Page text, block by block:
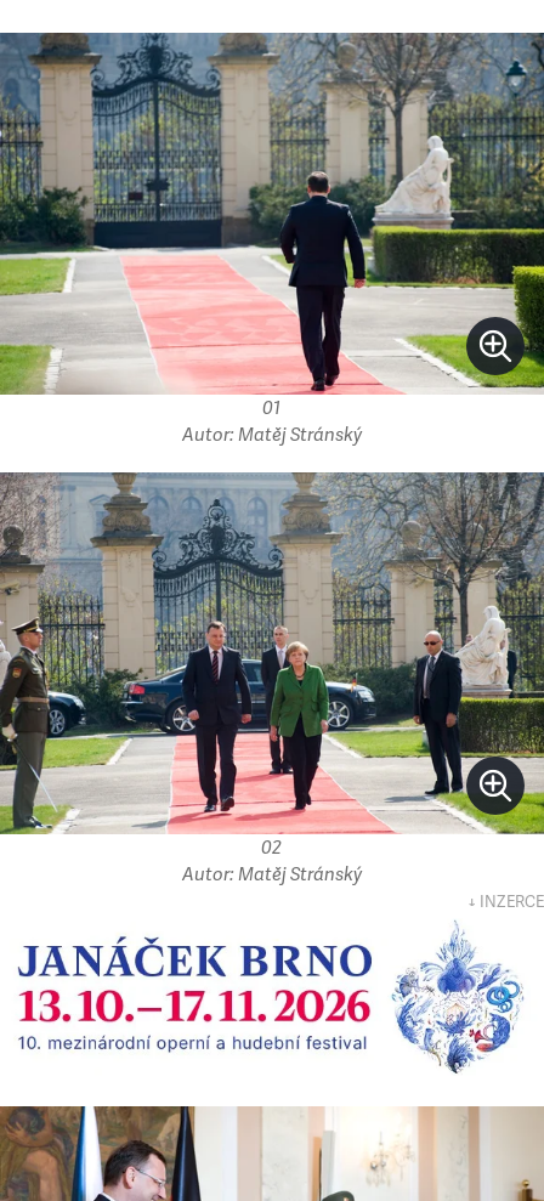
01
Autor: Matěj Stránský
02
Autor: Matěj Stránský
↓ INZERCE